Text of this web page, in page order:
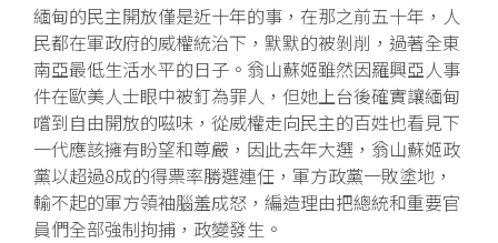
緬甸的民主開放僅是近十年的事，在那之前五十年，人
民都在軍政府的威權統治下，默默的被剝削，過著全東
南亞最低生活水平的日子。翁山蘇姬雖然因羅興亞人事
件在歐美人士眼中被釘為罪人，但她上台後確實讓緬甸
嚐到自由開放的嗞味，從威權走向民主的百姓也看見下
一代應該擁有盼望和尊嚴，因此去年大選，翁山蘇姬政
黨以超過8成的得票率勝選連任，軍方政黨一敗塗地，
輸不起的軍方領袖腦羞成怒，編造理由把總統和重要官
員們全部強制拘捕，政變發生。